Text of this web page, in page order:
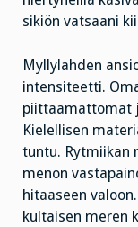
sikiön vatsaani
Myllylahden
intensiteetti.
piittaamattomat
Kielellisen
tuntu. Rytmiikan
menon
hitaaseen
kultaisen meren